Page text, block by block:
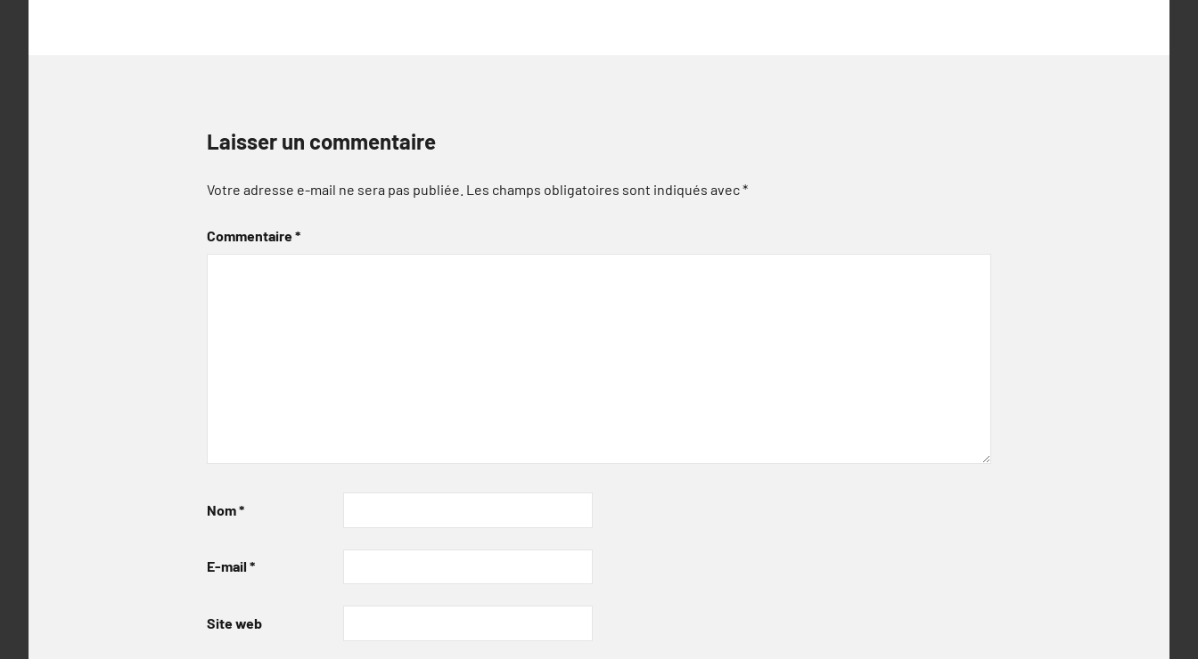
Laisser un commentaire
Votre adresse e-mail ne sera pas publiée. Les champs obligatoires sont indiqués avec*
Commentaire*
Nom*
E-mail *
Site web